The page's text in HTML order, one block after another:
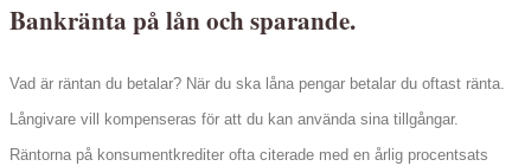
Bankränta på lån och sparande.
Vad är räntan du betalar? När du ska låna pengar betalar du oftast ränta.
Långivare vill kompenseras för att du kan använda sina tillgångar.
Räntorna på konsumentkrediter ofta citerade med en årlig procentsats